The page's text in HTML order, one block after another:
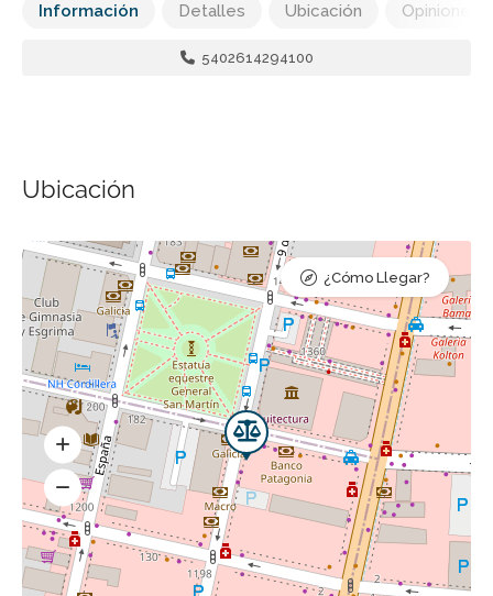
Información Detalles Ubicación Opiniones
5402614294100
Ubicación
¿Cómo Llegar?